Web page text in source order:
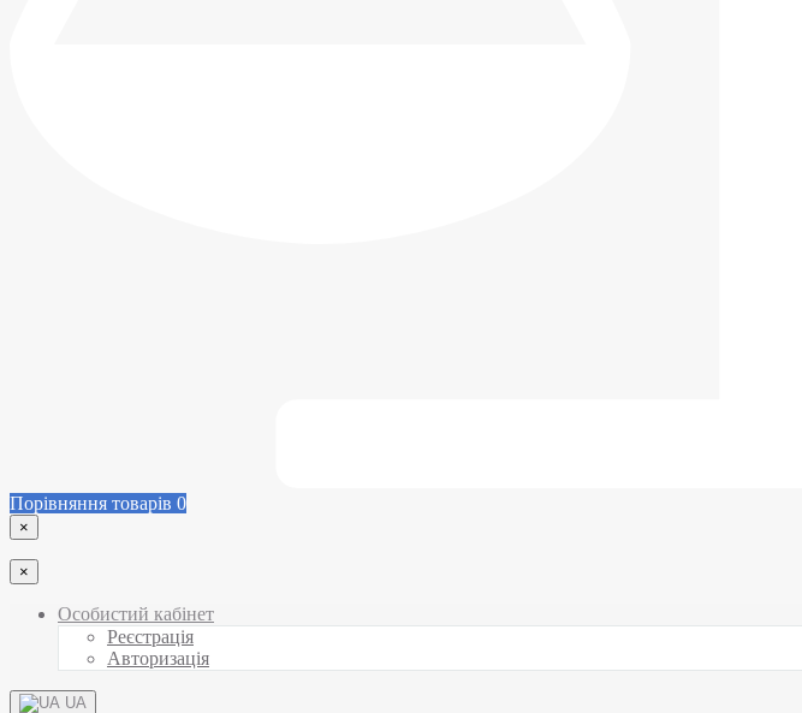
Порівняння товарів 0
×
×
Особистий кабінет
Реєстрація
Авторизація
UA